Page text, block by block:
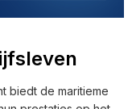
biedt de maritieme